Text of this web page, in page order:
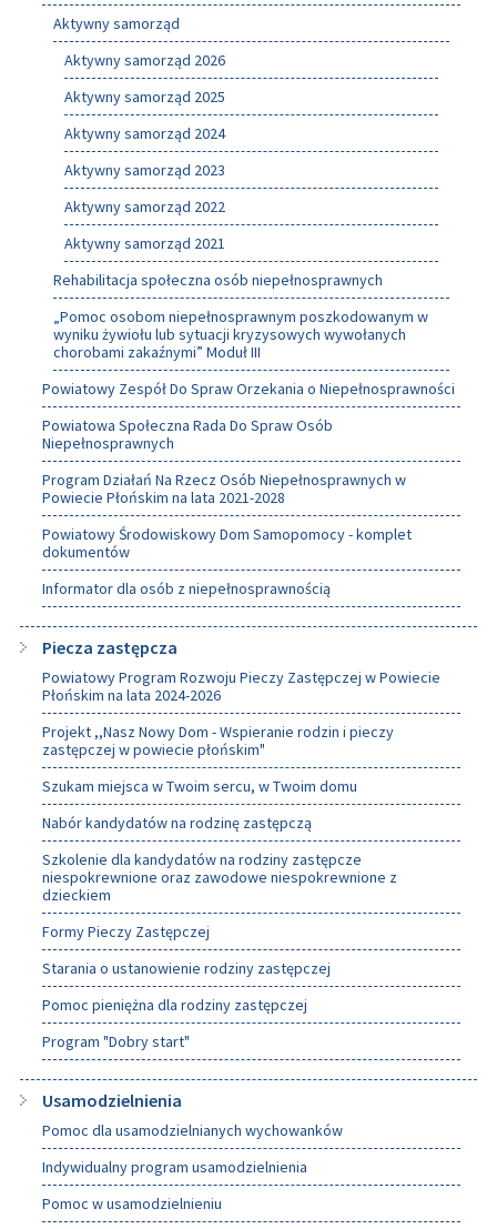
Aktywny samorząd
Aktywny samorząd 2026
Aktywny samorząd 2025
Aktywny samorząd 2024
Aktywny samorząd 2023
Aktywny samorząd 2022
Aktywny samorząd 2021
Rehabilitacja społeczna osób niepełnosprawnych
„Pomoc osobom niepełnosprawnym poszkodowanym w
wyniku żywiołu lub sytuacji kryzysowych wywołanych
chorobami zakaźnymi” Moduł III
Powiatowy Zespół Do Spraw Orzekania o Niepełnosprawności
Powiatowa Społeczna Rada Do Spraw Osób
Niepełnosprawnych
Program Działań Na Rzecz Osób Niepełnosprawnych w
Powiecie Płońskim na lata 2021-2028
Powiatowy Środowiskowy Dom Samopomocy - komplet
dokumentów
Informator dla osób z niepełnosprawnością
Piecza zastępcza
Powiatowy Program Rozwoju Pieczy Zastępczej w Powiecie
Płońskim na lata 2024-2026
Projekt ,,Nasz Nowy Dom - Wspieranie rodzin i pieczy
zastępczej w powiecie płońskim"
Szukam miejsca w Twoim sercu, w Twoim domu
Nabór kandydatów na rodzinę zastępczą
Szkolenie dla kandydatów na rodziny zastępcze
niespokrewnione oraz zawodowe niespokrewnione z
dzieckiem
Formy Pieczy Zastępczej
Starania o ustanowienie rodziny zastępczej
Pomoc pieniężna dla rodziny zastępczej
Program "Dobry start"
Usamodzielnienia
Pomoc dla usamodzielnianych wychowanków
Indywidualny program usamodzielnienia
Pomoc w usamodzielnieniu